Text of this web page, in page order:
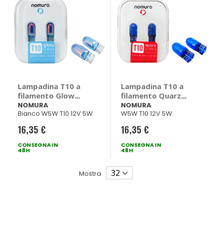
Lampadina T10 a
filamento Glow
Radiant T10 -
NOMURA
NOMURA
Bianco W5W T10 12V 5W
16,35 €
CONSEGNA IN
48H
Lampadina T10 a
filamento Quarz
T10 - NOMURA
NOMURA
W5W T10 12V 5W
16,35 €
CONSEGNA IN
48H
Mostra